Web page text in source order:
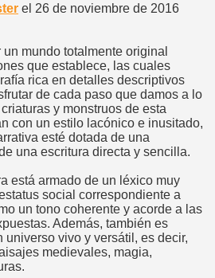
el 26 de noviembre de 2016
mundo totalmente original
que establece, las cuales
rica en detalles descriptivos
de cada paso que damos a lo
y monstruos de esta
con un estilo lacónico e inusitado,
esté dotada de una
una escritura directa y sencilla.
está armado de un léxico muy
social correspondiente a
un tono coherente y acorde a las
Además, también es
universo vivo y versátil, es decir,
medievales, magia,